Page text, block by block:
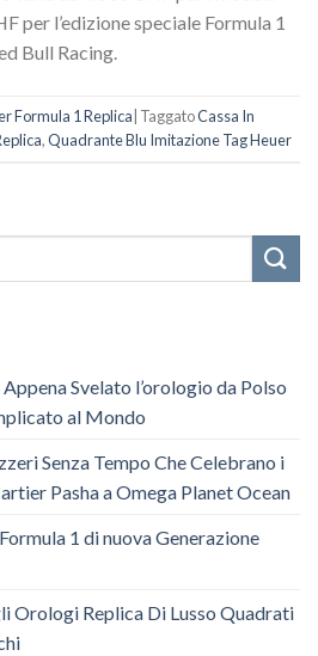
per l’edizione speciale Formula 1
Bull Racing.
Formula 1 Replica TaggatoCassa In
,Quadrante Blu Imitazione Tag Heuer
Svelato l’orologio da Polso
al Mondo
Senza Tempo Che Celebrano i
Pasha a Omega Planet Ocean
1 di nuova Generazione
Orologi Replica Di Lusso Quadrati